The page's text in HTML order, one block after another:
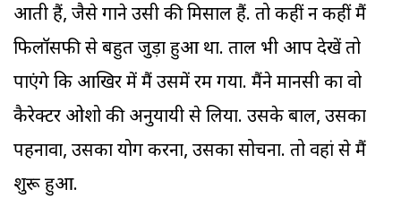
आती हैं, जैसे गाने उसी की मिसाल हैं. तो कहीं न कहीं मैं
फिलॉसफी से बहुत जुड़ा हुआ था. ताल भी आप देखें तो
पाएंगे कि आखिर में मैं उसमें रम गया. मैंने मानसी का वो
कैरेक्टर ओशो की अनुयायी से लिया. उसके बाल, उसका
पहनावा, उसका योग करना, उसका सोचना. तो वहां से मैं
शुरू हुआ.